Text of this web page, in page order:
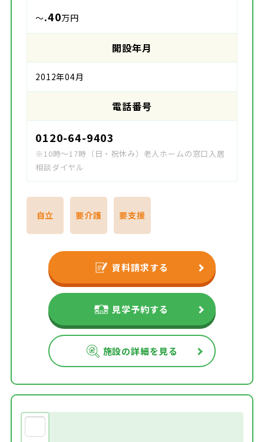
～.40万円
開設年月
2012年04月
電話番号
0120-64-9403
※10時～17時（日・祝休み）老人ホームの窓口入居
相談ダイヤル
自立 要介護 要支援
資料請求する
見学予約する
施設の詳細を見る